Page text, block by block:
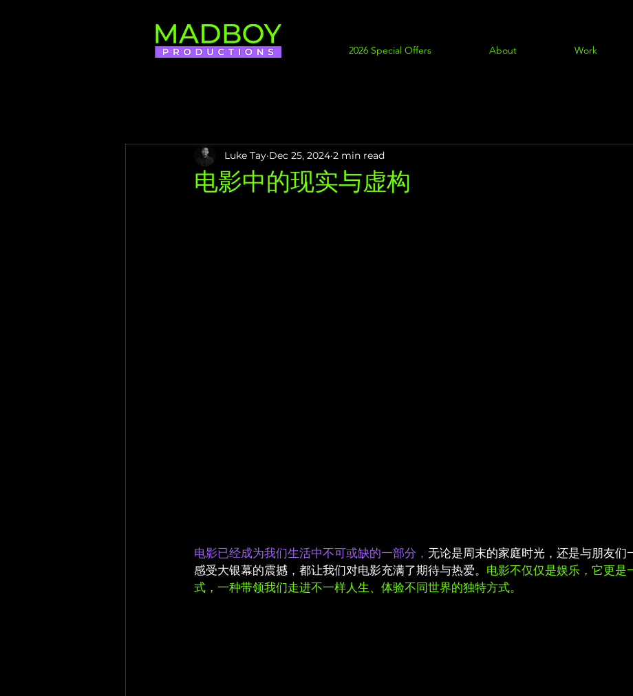
2026 Special Offers About Work
电影中的现实与虚构
Luke Tay Dec 25, 2024 2 min read
电影已经成为我们生活中不可或缺的一部分， 无论是周末的家庭时光，还是与朋友们
感受大银幕的震撼，都让我们对电影充满了期待与热爱。 电影不仅仅是娱乐，它更是
式，一种带领我们走进不一样人生、体验不同世界的独特方式。